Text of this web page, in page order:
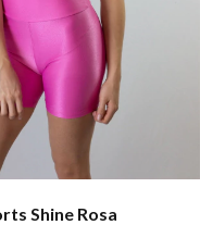
Shine Rosa